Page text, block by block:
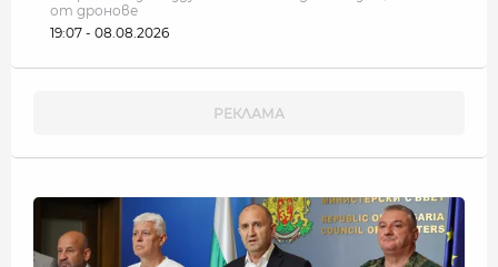
от дронове
19:07 - 08.08.2026